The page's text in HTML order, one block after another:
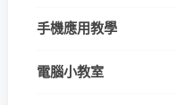
手機應用教學
電腦小教室